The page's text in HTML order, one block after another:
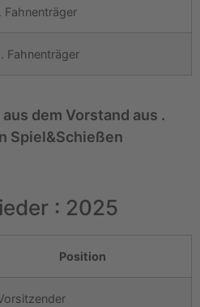
Fahnenträger
Fahnenträger
dem Vorstand aus .
Spiel&Schießen
: 2025
Position